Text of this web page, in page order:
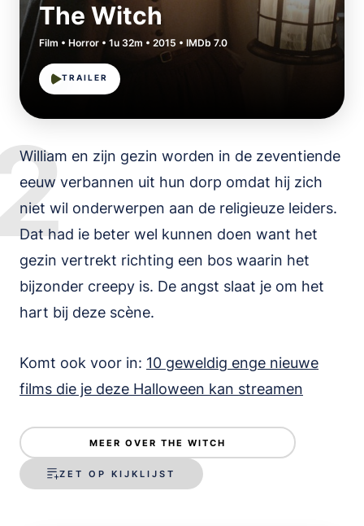
The Witch
Film • Horror • 1u 32m • 2015 • IMDb 7.0
TRAILER
William en zijn gezin worden in de zeventiende
eeuw verbannen uit hun dorp omdat hij zich
niet wil onderwerpen aan de religieuze leiders.
Dat had ie beter wel kunnen doen want het
gezin vertrekt richting een bos waarin het
bijzonder creepy is. De angst slaat je om het
hart bij deze scène.
Komt ook voor in: 10 geweldig enge nieuwe
films die je deze Halloween kan streamen
MEER OVER THE WITCH
ZET OP KIJKLIJST